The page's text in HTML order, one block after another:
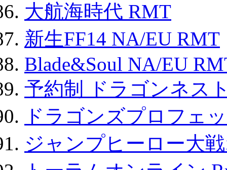
大航海時代 RMT
新生FF14 NA/EU RMT
Blade&Soul NA/EU
予約制 ドラゴンネス
ドラゴンズプロフェ
ジャンプヒーロー大